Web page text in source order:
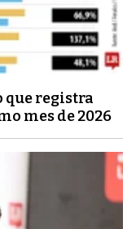
que registra
mes de 2026